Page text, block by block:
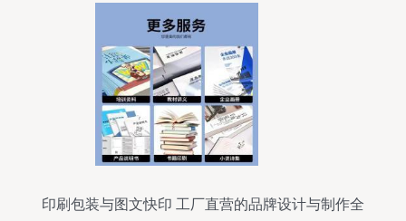
印刷包装与图文快印 工厂直营的品牌设计与制作全